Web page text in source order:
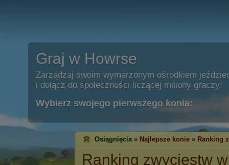
Graj w Howrse
Zarządzaj swoim wymarzonym ośrodkiem
i dołącz do społeczności liczącej miliony graczy!
Wybierz swojego pierwszego konia:
Osiągnięcia » Najlepsze konie » Ranking
Ranking zwycięstw